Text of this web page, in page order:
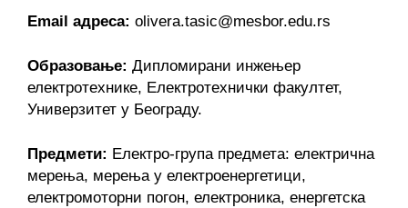
Email адреса: olivera.tasic@mesbor.edu.rs
Образовање: Дипломирани инжењер
електротехнике, Електротехнички факултет,
Универзитет у Београду.
Предмети: Електро-група предмета: електрична
мерења, мерења у електроенергетици,
електромоторни погон, електроника, енергетска